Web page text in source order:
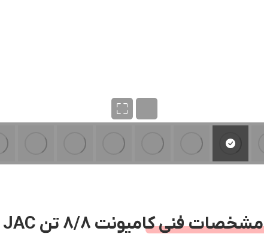
مشخصات فنی کامیونت 8/8 تن JAC